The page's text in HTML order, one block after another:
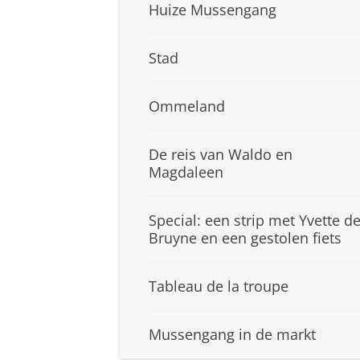
Huize Mussengang
Stad
Ommeland
De reis van Waldo en
Magdaleen
Special: een strip met Yvette de
Bruyne en een gestolen fiets
Tableau de la troupe
Mussengang in de markt